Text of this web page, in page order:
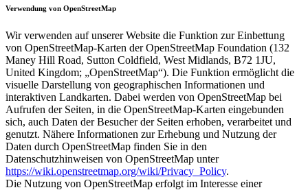
Verwendung von OpenStreetMap
Wir verwenden auf unserer Website die Funktion zur Einbettung
von OpenStreetMap-Karten der OpenStreetMap Foundation (132
Maney Hill Road, Sutton Coldfield, West Midlands, B72 1JU,
United Kingdom; „OpenStreetMap“). Die Funktion ermöglicht die
visuelle Darstellung von geographischen Informationen und
interaktiven Landkarten. Dabei werden von OpenStreetMap bei
Aufrufen der Seiten, in die OpenStreetMap-Karten eingebunden
sich, auch Daten der Besucher der Seiten erhoben, verarbeitet und
genutzt. Nähere Informationen zur Erhebung und Nutzung der
Daten durch OpenStreetMap finden Sie in den
Datenschutzhinweisen von OpenStreetMap unter
https://wiki.openstreetmap.org/wiki/Privacy_Policy.
Die Nutzung von OpenStreetMap erfolgt im Interesse einer